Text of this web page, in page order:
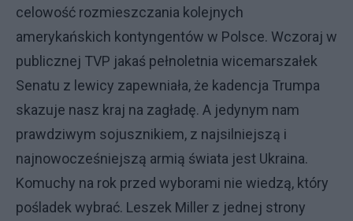
celowość rozmieszczania kolejnych
amerykańskich kontyngentów w Polsce. Wczoraj w
publicznej TVP jakaś pełnoletnia wicemarszałek
Senatu z lewicy zapewniała, że kadencja Trumpa
skazuje nasz kraj na zagładę. A jedynym nam
prawdziwym sojusznikiem, z najsilniejszą i
najnowocześniejszą armią świata jest Ukraina.
Komuchy na rok przed wyborami nie wiedzą, który
pośladek wybrać. Leszek Miller z jednej strony